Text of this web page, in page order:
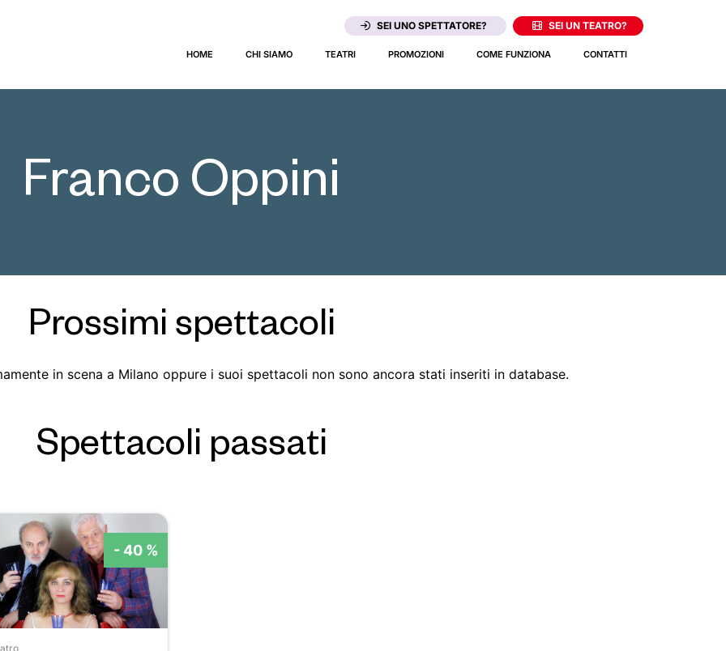
SEI UNO SPETTATORE? SEI UN TEATRO?
HOME CHI SIAMO TEATRI PROMOZIONI COME FUNZIONA CONTATTI
Franco Oppini
Prossimi spettacoli
in scena a Milano oppure i suoi spettacoli non sono ancora stati inseriti in database.
Spettacoli passati
- 40 %